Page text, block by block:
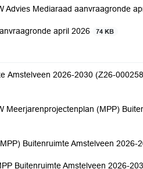
Advies Mediaraad aanvraagronde
april 2026 74 KB
Amstelveen 2026-2030 (Z26-
Meerjarenprojectenplan (MPP)
Buitenruimte Amstelveen 2026-
Buitenruimte Amstelveen 2026-